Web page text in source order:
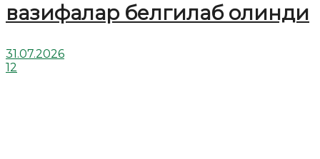
вазифалар белгилаб олинди
31.07.2026
12